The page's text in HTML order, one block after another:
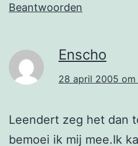
Beantwoorden
Enscho
28 april 2005 om
Leendert zeg het dan
bemoei ik mij mee.Ik